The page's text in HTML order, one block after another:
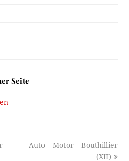
Seite
next
Auto – Motor – Bouthillier
(XII)